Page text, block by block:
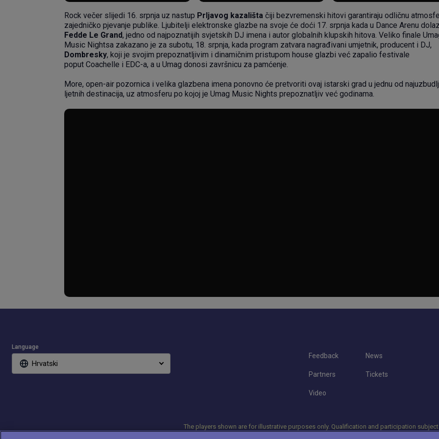
Rock večer slijedi 16. srpnja uz nastup Prljavog kazališta čiji bezvremenski hitovi garantiraju odličnu
zajedničko pjevanje publike. Ljubitelji elektronske glazbe na svoje će doći 17. srpnja kada u Dance Arenu
Fedde Le Grand, jedno od najpoznatijih svjetskih DJ imena i autor globalnih klupskih hitova. Veliko finale
Music Nightsa zakazano je za subotu, 18. srpnja, kada program zatvara nagrađivani umjetnik, producent i DJ,
Dombresky, koji je svojim prepoznatljivim i dinamičnim pristupom house glazbi već zapalio festivale
poput Coachelle i EDC-a, a u Umag donosi završnicu za pamćenje.
More, open-air pozornica i velika glazbena imena ponovno će pretvoriti ovaj istarski grad u jednu od
ljetnih destinacija, uz atmosferu po kojoj je Umag Music Nights prepoznatljiv već godinama.
Language
Hrvatski
Feedback News
Partners Tickets
Video
The players shown are for illustrative purposes only. Qualification and participation subject